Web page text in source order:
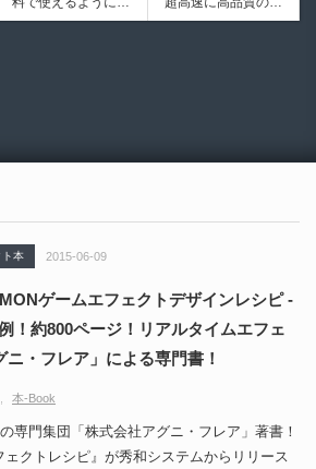
イプ形状を構築出来
るUnreal Engine 5
ったのか──3D-CA
ワッドポリゴンでリ
nderのドキュメン
er向けAIエージェン
CGMatter
ト本 2015-06-09
ゲームエフェクトデザインレシピ -
！約800ページ！リアルタイムエフェ
・フレア」による専門書！
本-Book
専門集団「株式会社アグニ・フレア」著書！
ェクトレシピ』が秀和システムからリリース